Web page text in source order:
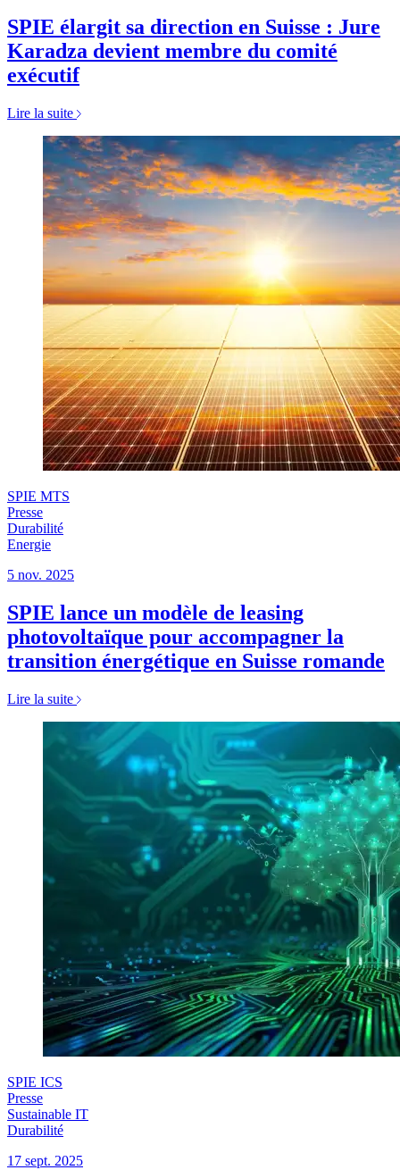
SPIE élargit sa direction en Suisse : Jure
Karadza devient membre du comité
exécutif
Lire la suite
SPIE MTS
Presse
Durabilité
Energie
5 nov. 2025
SPIE lance un modèle de leasing
photovoltaïque pour accompagner la
transition énergétique en Suisse romande
Lire la suite
SPIE ICS
Presse
Sustainable IT
Durabilité
17 sept. 2025